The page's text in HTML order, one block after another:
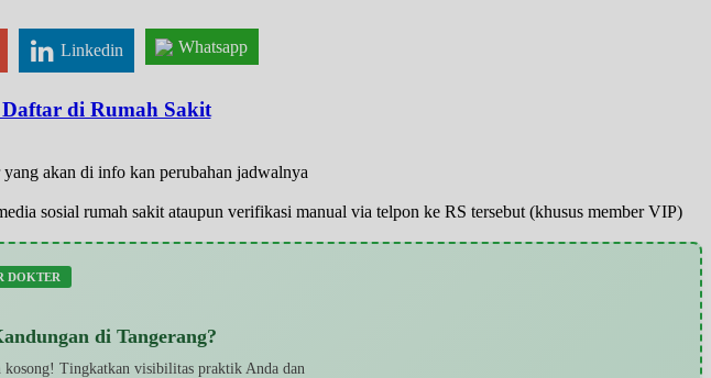
Linkedin Whatsapp
di Rumah Sakit
akan di info kan perubahan jadwalnya
sosial rumah sakit ataupun verifikasi manual via telpon ke RS tersebut (khusus member VIP)
DOKTER
di Tangerang?
Tingkatkan visibilitas praktik Anda dan